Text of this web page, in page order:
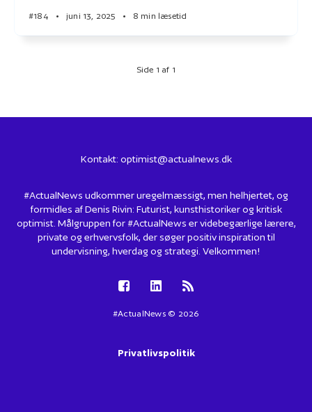
#184 • juni 13, 2025 • 8 min læsetid
Side 1 af 1
Kontakt: optimist@actualnews.dk
#ActualNews udkommer uregelmæssigt, men helhjertet, og
formidles af Denis Rivin: Futurist, kunsthistoriker og kritisk
optimist. Målgruppen for #ActualNews er videbegærlige lærere,
private og erhvervsfolk, der søger positiv inspiration til
undervisning, hverdag og strategi. Velkommen!
#ActualNews © 2026
Privatlivspolitik